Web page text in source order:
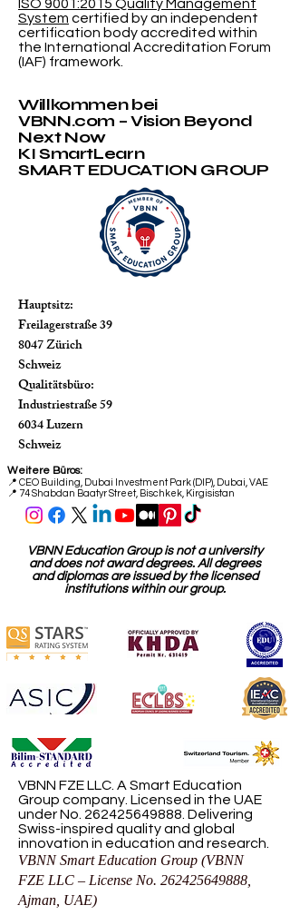
ISO 9001:2015 Quality Management
System certified by an independent
certification body accredited within
the International Accreditation Forum
(IAF) framework.
Willkommen bei
VBNN.com – Vision Beyond
Next Now
KI SmartLearn
SMART EDUCATION GROUP
Hauptsitz:
Freilagerstraße 39
8047 Zürich
Schweiz
Qualitätsbüro:
Industriestraße 59
6034 Luzern
Schweiz
Weitere Büros:
📍 CEO Building, Dubai Investment Park (DIP), Dubai, VAE
📍 74 Shabdan Baatyr Street, Bischkek, Kirgisistan
VBNN Education Group is not a university
and does not award degrees. All degrees
and diplomas are issued by the licensed
institutions within our group.
VBNN FZE LLC. A Smart Education
Group company. Licensed in the UAE
under No. 262425649888. Delivering
Swiss-inspired quality and global
innovation in education and research.
VBNN Smart Education Group (VBNN
FZE LLC – License No. 262425649888
Ajman, UAE)